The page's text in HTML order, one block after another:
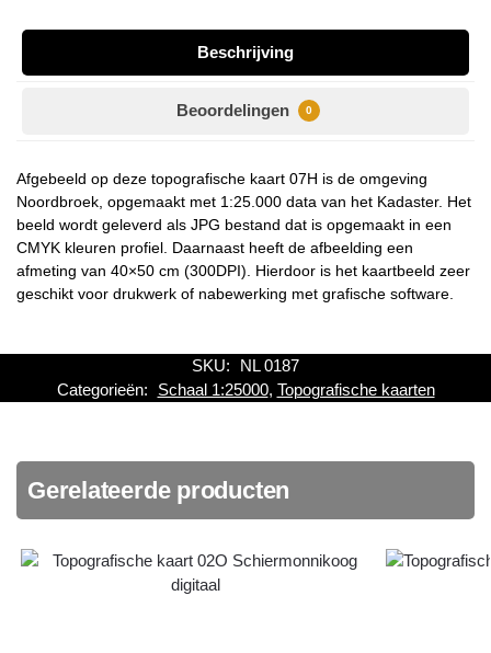
Beschrijving
Beoordelingen 0
Afgebeeld op deze topografische kaart 07H is de omgeving
Noordbroek, opgemaakt met 1:25.000 data van het Kadaster. Het
beeld wordt geleverd als JPG bestand dat is opgemaakt in een
CMYK kleuren profiel. Daarnaast heeft de afbeelding een
afmeting van 40×50 cm (300DPI). Hierdoor is het kaartbeeld zeer
geschikt voor drukwerk of nabewerking met grafische software.
SKU:
NL 0187
Categorieën:
Schaal 1:25000, Topografische kaarten
Gerelateerde producten